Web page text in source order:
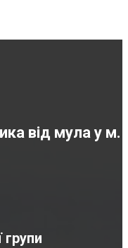
від мула у м.
групи